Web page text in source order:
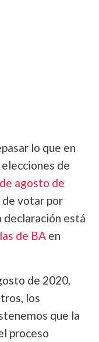
lo que en
de
agosto de
de votar por
declaración está
de BA en
de 2020,
los
que la
proceso